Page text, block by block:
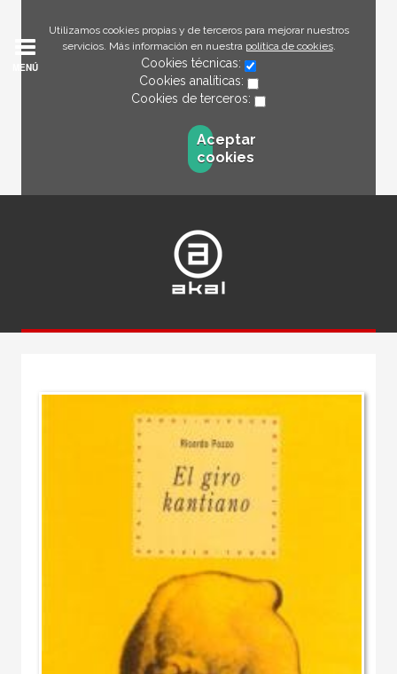
Utilizamos cookies propias y de terceros para mejorar nuestros
servicios. Más información en nuestra política de cookies.
Cookies técnicas:
Cookies analíticas:
Cookies de terceros:
Aceptar
cookies
MENÚ